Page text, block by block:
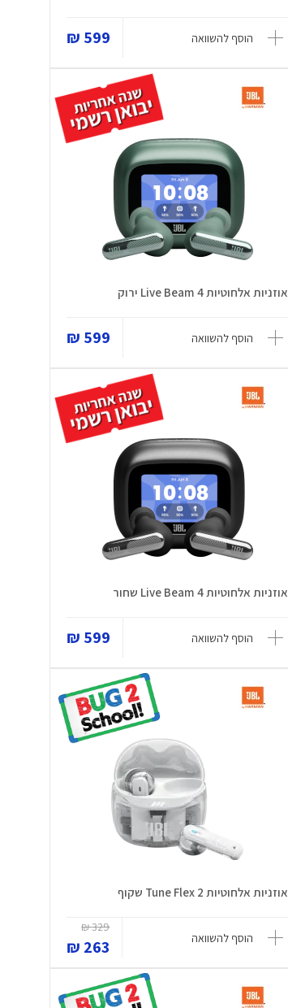
הוסף להשוואה 599 ₪
אוזניות אלחוטיות Live Beam 4 ירוק
הוסף להשוואה 599 ₪
אוזניות אלחוטיות Live Beam 4 שחור
הוסף להשוואה 599 ₪
אוזניות אלחוטיות Tune Flex 2 שקוף
הוסף להשוואה
329 ₪
263 ₪